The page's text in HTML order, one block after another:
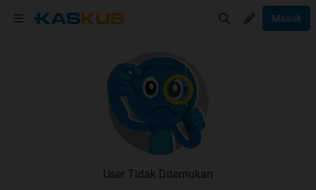
Masuk
User Tidak Ditemukan